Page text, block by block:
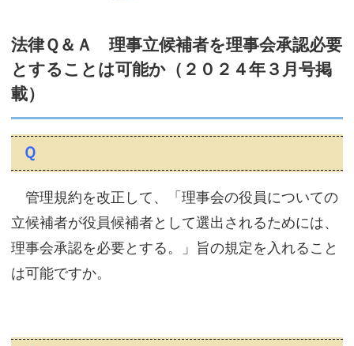
法律Ｑ＆Ａ 理事立候補者を理事会承認必要
とすることは可能か（２０２４年３月号掲
載）
Ｑ
管理規約を改正して、「理事会の役員についての
立候補者が役員候補者として選出されるためには、
理事会承認を必要とする。」旨の規定を入れること
は可能ですか。